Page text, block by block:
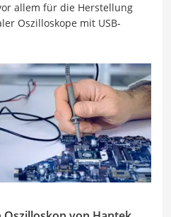
allem für die Herstellung
Oszilloskope mit USB-